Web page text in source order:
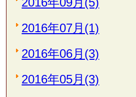
2016年07月(1)
2016年06月(3)
2016年05月(3)